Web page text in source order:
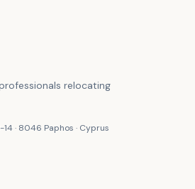
relocating
· 8046 Paphos · Cyprus